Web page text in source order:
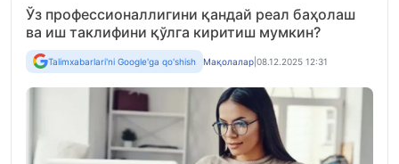
Ўз профессионаллигини қандай реал баҳолаш
ва иш таклифини қўлга киритиш мумкин?
Talimxabarlari'ni Google'ga qo'shish Мақолалар 08.12.2025 12:31